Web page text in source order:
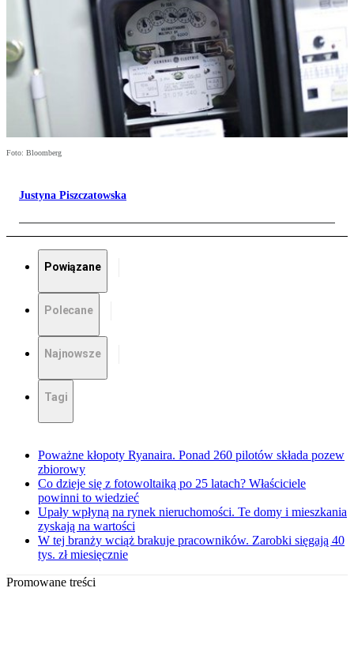
Foto: Bloomberg
Justyna Piszczatowska
Powiązane
Polecane
Najnowsze
Tagi
Poważne kłopoty Ryanaira. Ponad 260 pilotów składa pozew
zbiorowy
Co dzieje się z fotowoltaiką po 25 latach? Właściciele
powinni to wiedzieć
Upały wpłyną na rynek nieruchomości. Te domy i mieszkania
zyskają na wartości
W tej branży wciąż brakuje pracowników. Zarobki sięgają 40
tys. zł miesięcznie
Promowane treści